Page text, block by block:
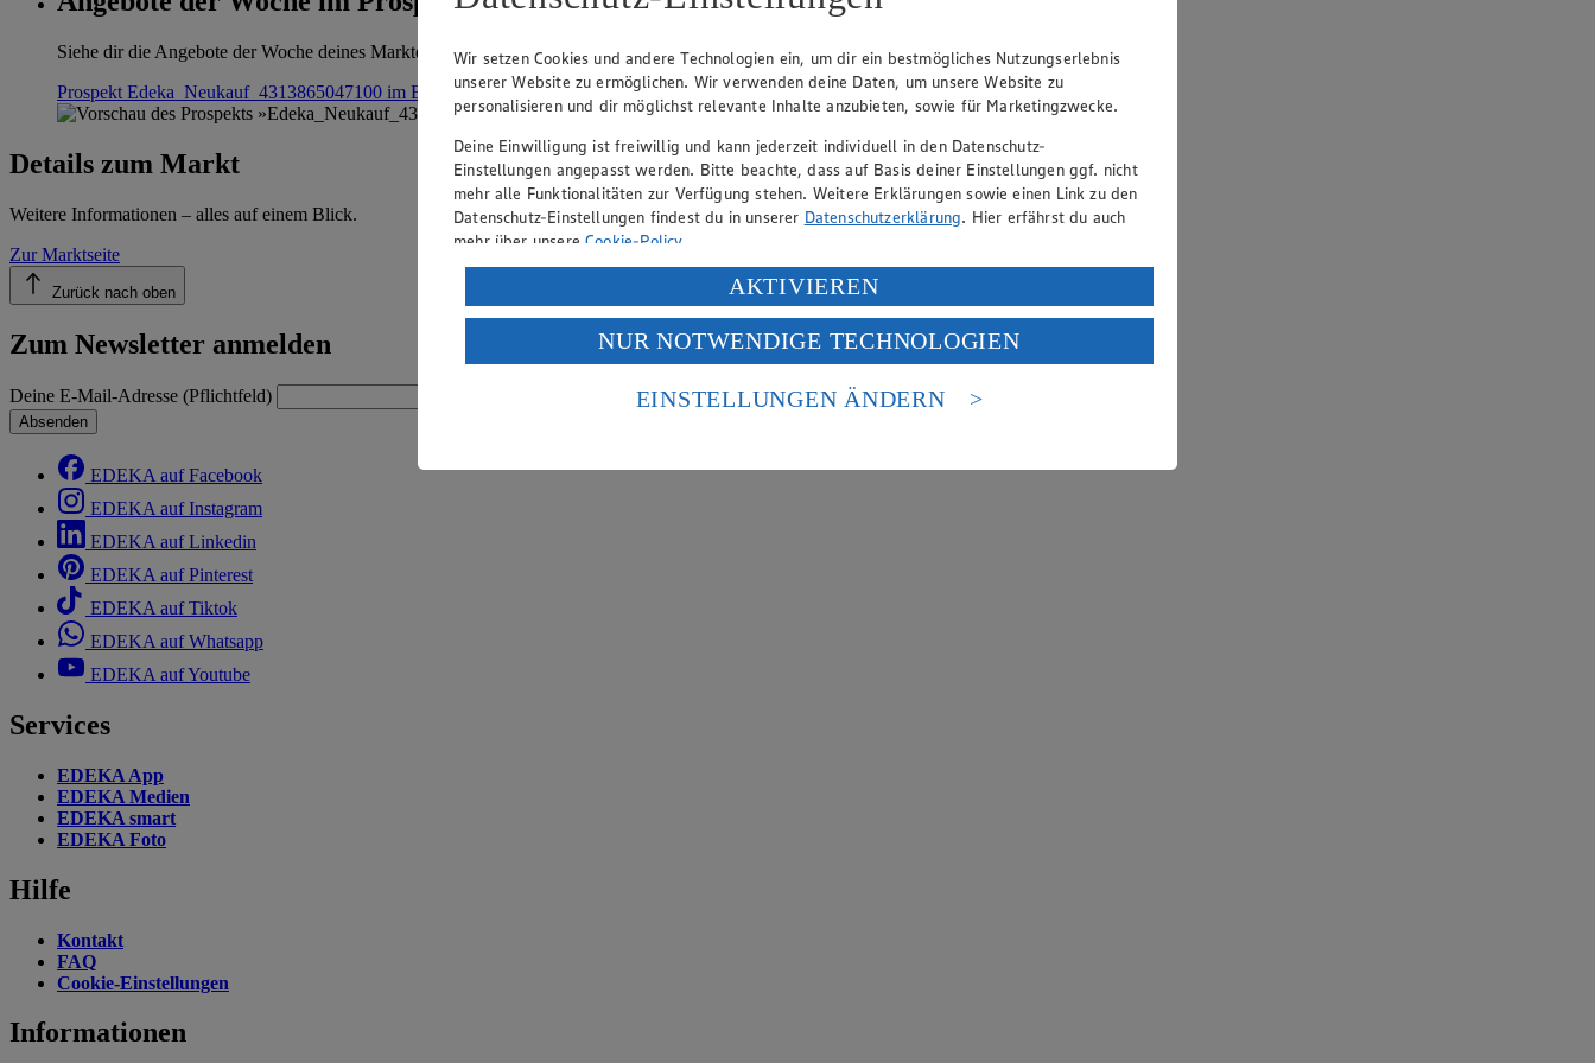
Siehe dir die Angebote der Woche deines Marktes im digitalen Blätterkatalog an.
Prospekt Edeka_Neukauf_4313865047100 im BrowserAnsehen
Details zum Markt
Weitere Informationen – alles auf einem Blick.
Zur Marktseite
Zurück nach oben
Zum Newsletter anmelden
Deine E-Mail-Adresse (Pflichtfeld)
Absenden
EDEKA auf Facebook
EDEKA auf Instagram
EDEKA auf Linkedin
EDEKA auf Pinterest
EDEKA auf Tiktok
EDEKA auf Whatsapp
EDEKA auf Youtube
Services
EDEKA App
EDEKA Medien
EDEKA smart
EDEKA Foto
Hilfe
Kontakt
FAQ
Cookie-Einstellungen
Informationen
Wir setzen Cookies und andere Technologien ein, um dir ein bestmögliches Nutzungserlebnis
unserer Website zu ermöglichen. Wir verwenden deine Daten, um unsere Website zu
personalisieren und dir möglichst relevante Inhalte anzubieten, sowie für Marketingzwecke.
Deine Einwilligung ist freiwillig und kann jederzeit individuell in den Datenschutz-
Einstellungen angepasst werden. Bitte beachte, dass auf Basis deiner Einstellungen ggf. nicht
mehr alle Funktionalitäten zur Verfügung stehen. Weitere Erklärungen sowie einen Link zu den
Datenschutz-Einstellungen findest du in unserer Datenschutzerklärung. Hier erfährst du auch
mehr über unsereCookie-Policy.
Verarbeitung deiner personenbezogenen Daten in den USA durch Facebook und YouTube:
Wenn du auf „Aktivieren“ klickst, willigst du im Sinne des Art. 49 Abs. 1 Satz 1 lit. a) DSGVO
ein, dass deine Daten in den USA verarbeitet werden. Der EuGH sieht die USA als Land mit
einem nach europäischen Standards nicht angemessenen Datenschutzniveau an. Es besteht das
Risiko eines Zugriffs durch US-amerikanische Behörden.
AKTIVIEREN
NUR NOTWENDIGE TECHNOLOGIEN
EINSTELLUNGEN ÄNDERN